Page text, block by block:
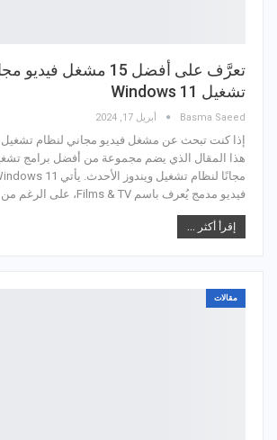
تعرَّف على أفضل 15 مشغل
تشغيل Windows 11
Basma Saeed أبريل 17, 2024
هذا المقال الذي يضم مجموعة من أفضل برامج
فيديو مدمج يُعرف باسم Films & TV، على الرغم من أن…
إقرأ أكثر ...
مقالات